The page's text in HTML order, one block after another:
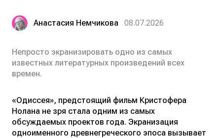
Анастасия Немчикова 08.07.2026
Непросто экранизировать одно из самых
известных литературных произведений всех
времен.
«Одиссея», предстоящий фильм Кристофера
Нолана не зря стала одним из самых
обсуждаемых проектов года. Экранизация
одноименного древнегреческого эпоса вызывает